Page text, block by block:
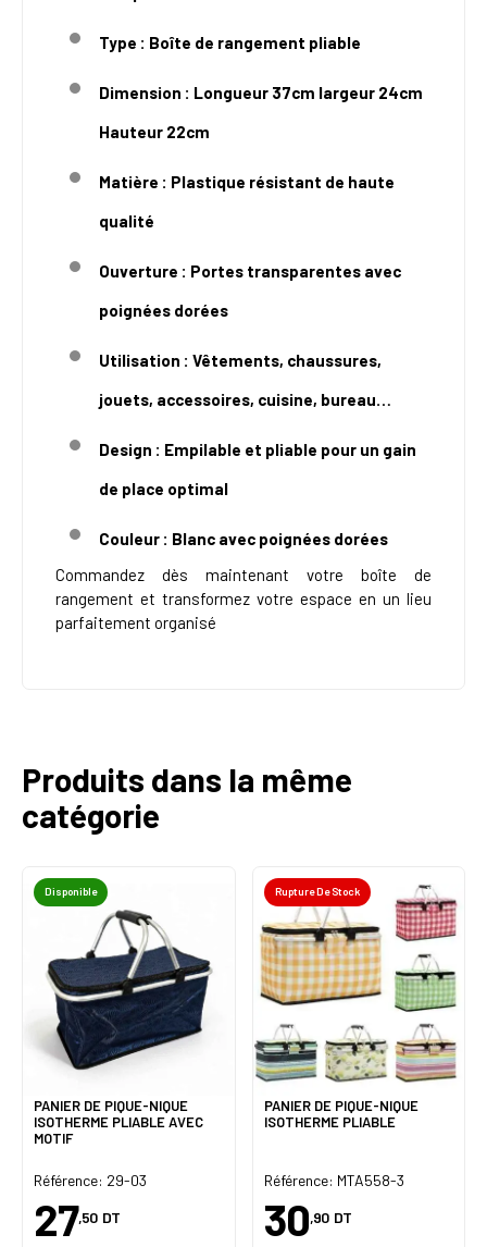
Type : Boîte de rangement pliable
Dimension : Longueur 37cm largeur 24cm
Hauteur 22cm
Matière : Plastique résistant de haute
qualité
Ouverture : Portes transparentes avec
poignées dorées
Utilisation : Vêtements, chaussures,
jouets, accessoires, cuisine, bureau…
Design : Empilable et pliable pour un gain
de place optimal
Couleur : Blanc avec poignées dorées
Commandez dès maintenant votre boîte de
rangement et transformez votre espace en un lieu
parfaitement organisé
Produits dans la même
catégorie
Disponible
PANIER DE PIQUE-NIQUE
ISOTHERME PLIABLE AVEC
MOTIF
Référence: 29-03
27,50 DT
Rupture De Stock
PANIER DE PIQUE-NIQUE
ISOTHERME PLIABLE
Référence: MTA558-3
30,90 DT